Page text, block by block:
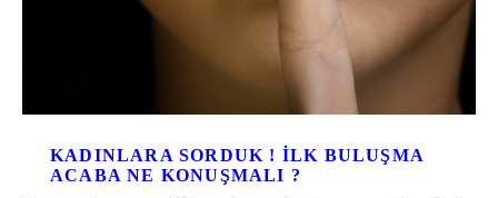
KADINLARA SORDUK ! ILK BULUŞMA
ACABA NE KONUŞMALI ?